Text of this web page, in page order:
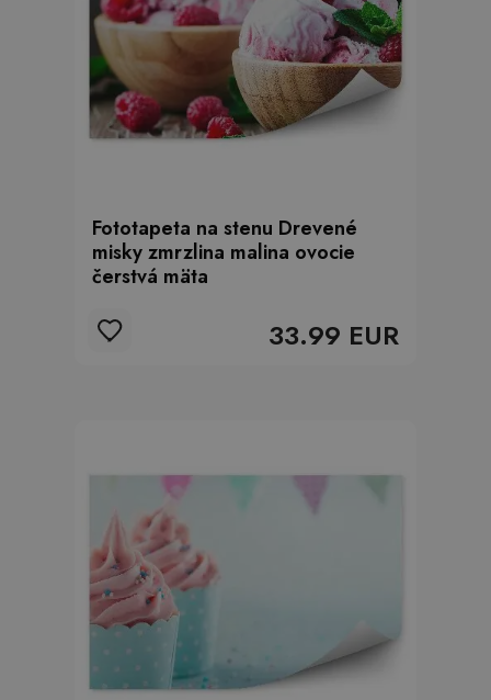
Fototapeta na stenu Drevené
misky zmrzlina malina ovocie
čerstvá mäta
33.99 EUR